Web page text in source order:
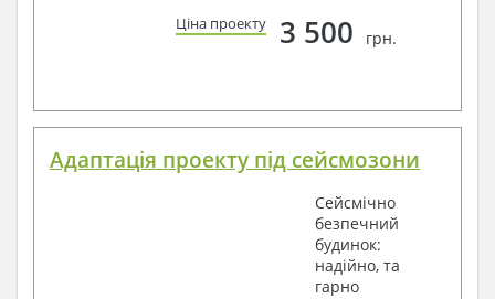
Ціна проекту 3 500 грн.
Адаптація проекту під сейсмозони
Сейсмічно
безпечний
будинок:
надійно, та
гарно